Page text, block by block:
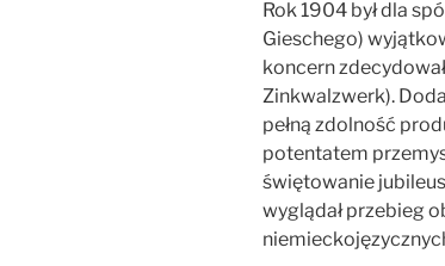
Rok 1904 był dla
Gieschego)
koncern
Zinkwalzwerk).
pełną zdolność
potentatem
świętowanie
wyglądał przebieg